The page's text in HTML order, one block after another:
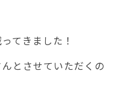
てきました！
とさせていただくの